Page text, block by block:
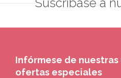
Infórmese de
ofertas especiales